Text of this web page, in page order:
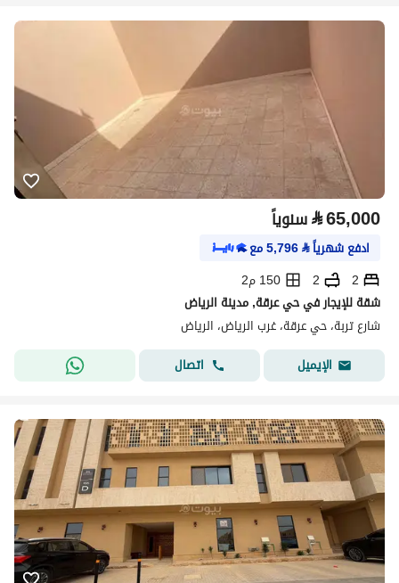
⃁65,000 سنوياً
ادفع شهرياً⃁
5,796مع
2
2
150 م2
شقة للإيجار في حي عرقة, مدينة الرياض
شارع تربة، حي عرقة، غرب الرياض، الرياض
الإيميل
اتصال